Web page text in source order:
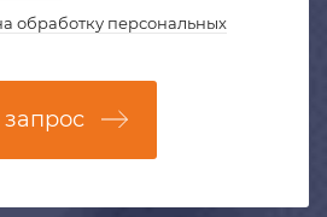
обработку персональных